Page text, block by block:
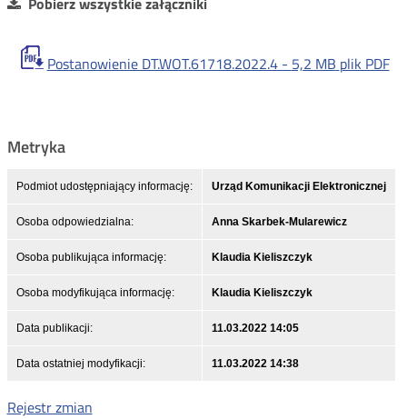
Postanowienie DT.WOT.61718.2022.4 - 5,2 MB plik PDF
Metryka
Podmiot udostępniający informację: Urząd Komunikacji Elektronicznej
Osoba odpowiedzialna: Anna Skarbek-Mularewicz
Osoba publikująca informację: Klaudia Kieliszczyk
Osoba modyfikująca informację: Klaudia Kieliszczyk
Data publikacji: 11.03.2022 14:05
Data ostatniej modyfikacji: 11.03.2022 14:38
Rejestr zmian